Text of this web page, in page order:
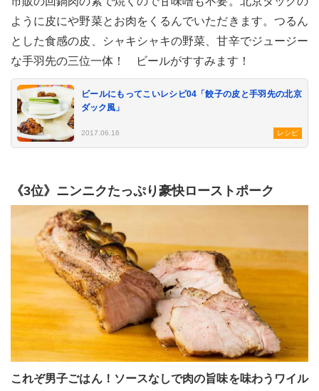
ように皮にや野菜とお肉をくるんでいただきます。つるん
とした食感の皮、シャキシャキの野菜、甘辛でジュージー
な手羽先の三位一体！ ビールがすすみます！
ビールにもってこいレシピ04「餃子の皮と手羽先の北京
ダック風」
2017.06.16 レシピ
《3位》ニンニクたっぷり豪快ローストポーク
これぞ男子ごはん！ソースなしで肉の旨味を味わうワイル